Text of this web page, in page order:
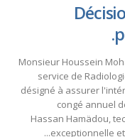
Monsieur Houssein
service de
désigné à assurer
congé annuel
Hassan Hamädou,
exceptionnelle et